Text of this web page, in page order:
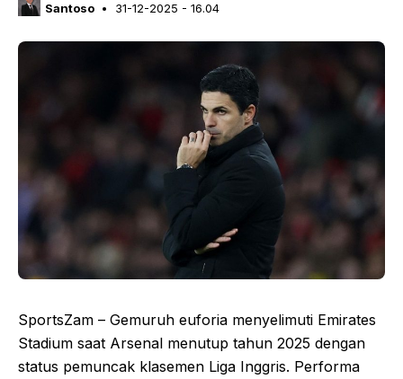
Santoso 31-12-2025 - 16.04
SportsZam – Gemuruh euforia menyelimuti Emirates
Stadium saat Arsenal menutup tahun 2025 dengan
status pemuncak klasemen Liga Inggris. Performa